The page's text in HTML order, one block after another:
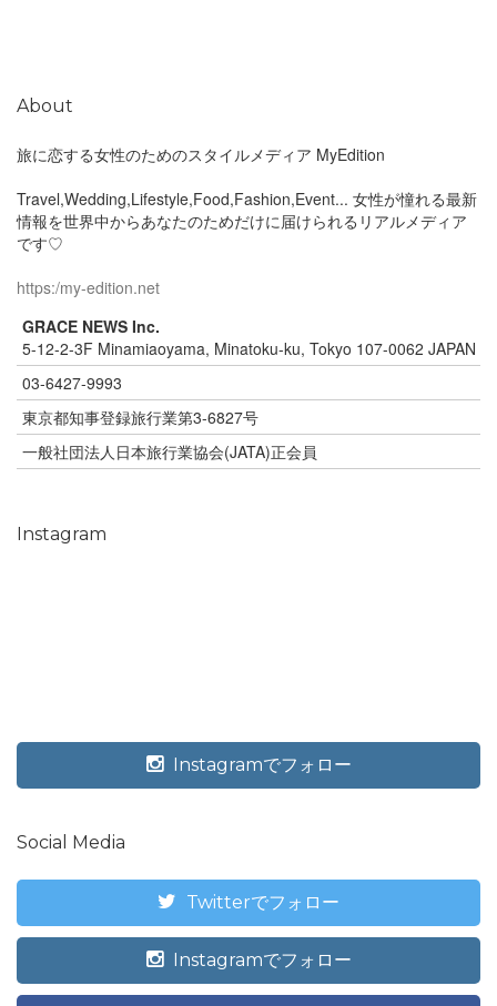
About
旅に恋する女性のためのスタイルメディア MyEdition
Travel,Wedding,Lifestyle,Food,Fashion,Event... 女性が憧れる最新
情報を世界中からあなたのためだけに届けられるリアルメディア
です♡
https:/my-edition.net
GRACE NEWS Inc.
5-12-2-3F Minamiaoyama, Minatoku-ku, Tokyo 107-0062 JAPAN
03-6427-9993
東京都知事登録旅行業第3-6827号
一般社団法人日本旅行業協会(JATA)正会員
Instagram
Instagramでフォロー
Social Media
Twitterでフォロー
Instagramでフォロー